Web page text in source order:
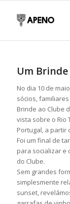
Um
No dia 10 de
sócios,
Brinde ao Clube
vista sobre o Rio
Portugal, a partir
Foi um final de
para socializar e
do Clube.
Sem grandes
simplesmente
sunset,